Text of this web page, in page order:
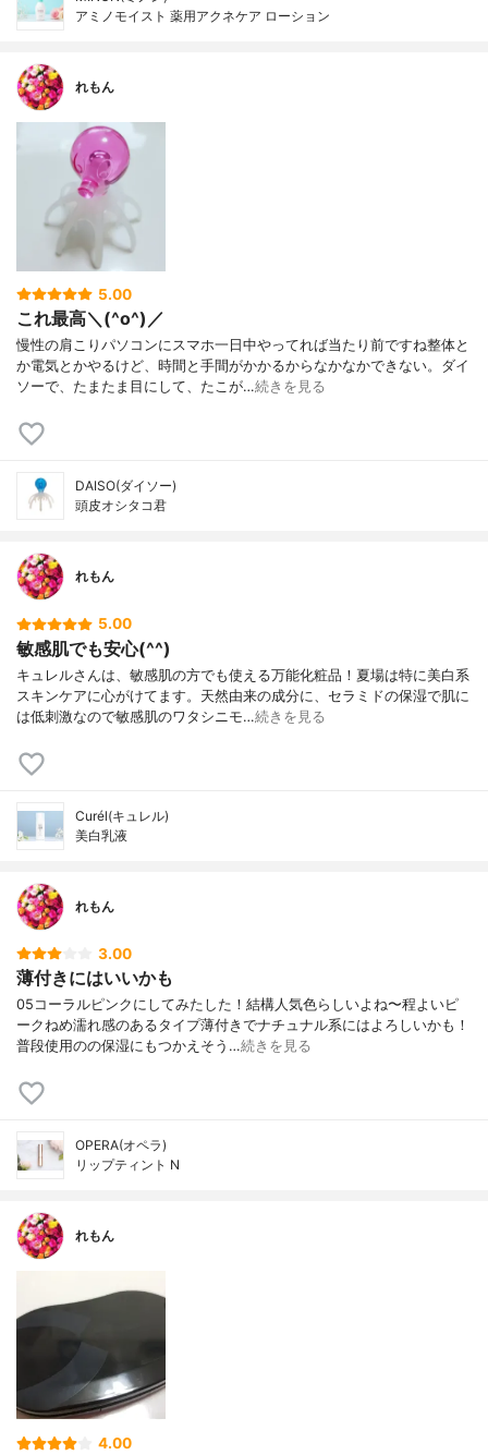
アミノモイスト 薬用アクネケア ローション
れもん
5.00
これ最高＼(^o^)／
慢性の肩こりパソコンにスマホ一日中やってれば当たり前ですね整体と
か電気とかやるけど、時間と手間がかかるからなかなかできない。ダイ
ソーで、たまたま目にして、たこが…続きを見る
DAISO(ダイソー)
頭皮オシタコ君
れもん
5.00
敏感肌でも安心(^^)
キュレルさんは、敏感肌の方でも使える万能化粧品！夏場は特に美白系
スキンケアに心がけてます。天然由来の成分に、セラミドの保湿で肌に
は低刺激なので敏感肌のワタシニモ…続きを見る
Curél(キュレル)
美白乳液
れもん
3.00
薄付きにはいいかも
05コーラルピンクにしてみたした！結構人気色らしいよね〜程よいピ
ークねめ濡れ感のあるタイプ薄付きでナチュナル系にはよろしいかも！
普段使用のの保湿にもつかえそう…続きを見る
OPERA(オペラ)
リップティント N
れもん
4.00